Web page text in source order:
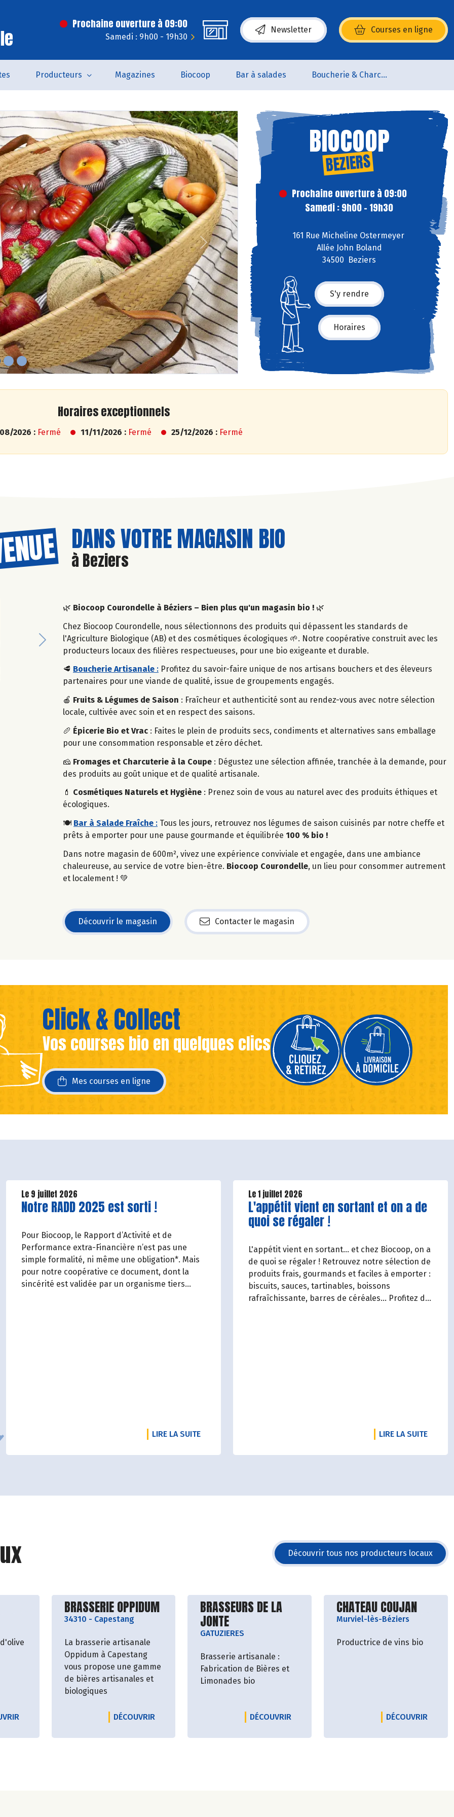
Prochaine ouverture à 09:00
Samedi : 9h00 - 19h30
Newsletter Courses en ligne
(s’ouvre dans une nouvelle fenêtre)
Producteurs Magazines Biocoop Bar à salades Boucherie & Charcuterie
Next
BIOCOOP
BEZIERS
Prochaine ouverture à 09:00
Samedi : 9h00 - 19h30
161 Rue Micheline Ostermeyer
Allée John Boland
34500 Beziers
S'y rendre
Horaires
Horaires exceptionnels
2026 : Fermé 11/11/2026 : Fermé 25/12/2026 : Fermé
DANS VOTRE MAGASIN BIO
à Beziers
Next
🌿 Biocoop Courondelle à Béziers – Bien plus qu'un magasin bio ! 🌿
Chez Biocoop Courondelle, nous sélectionnons des produits qui dépassent les standards de
l'Agriculture Biologique (AB) et des cosmétiques écologiques 🌱. Notre coopérative construit avec les
producteurs locaux des filières respectueuses, pour une bio exigeante et durable.
🥩 Boucherie Artisanale : Profitez du savoir-faire unique de nos artisans bouchers et des éleveurs
partenaires pour une viande de qualité, issue de groupements engagés.
🍎 Fruits & Légumes de Saison : Fraîcheur et authenticité sont au rendez-vous avec notre sélection
locale, cultivée avec soin et en respect des saisons.
🥖 Épicerie Bio et Vrac : Faites le plein de produits secs, condiments et alternatives sans emballage
pour une consommation responsable et zéro déchet.
🧀 Fromages et Charcuterie à la Coupe : Dégustez une sélection affinée, tranchée à la demande, pour
des produits au goût unique et de qualité artisanale.
💄 Cosmétiques Naturels et Hygiène : Prenez soin de vous au naturel avec des produits éthiques et
écologiques.
🍽️ Bar à Salade Fraîche : Tous les jours, retrouvez nos légumes de saison cuisinés par notre cheffe et
prêts à emporter pour une pause gourmande et équilibrée 100 % bio !
Dans notre magasin de 600m², vivez une expérience conviviale et engagée, dans une ambiance
chaleureuse, au service de votre bien-être. Biocoop Courondelle, un lieu pour consommer autrement
et localement ! 💚
Découvrir le magasin Contacter le magasin
Click & Collect
Vos courses bio en quelques clics
Mes courses en ligne
une nouvelle fenêtre)
une nouvelle fenêtre)
Le 9 juillet 2026
Lire la suite de l'article
Notre RADD 2025 est sorti !
Pour Biocoop, le Rapport d’Activité et de
Performance extra-Financière n’est pas une
simple formalité, ni même une obligation*. Mais
pour notre coopérative ce document, dont la
sincérité est validée par un organisme tiers
LIRE LA SUITEDE L'ARTICLE NOTRE RADD 2025 EST SORTI !
Le 1 juillet 2026
Lire la suite de l'article
L'appétit vient en sortant et on a de
quoi se régaler !
L'appétit vient en sortant... et chez Biocoop, on a
de quoi se régaler ! Retrouvez notre sélection de
produits frais, gourmands et faciles à emporter :
biscuits, sauces, tartinables, boissons
rafraîchissante, barres de céréales... Profitez de
LIRE LA SUITEDE
Découvrir tous nos producteurs locaux
LE PRODUCTEUR ALEXIS MUNOZ
Découvrir le producteur
BRASSERIE OPPIDUM
34310 - Capestang
La brasserie artisanale
Oppidum à Capestang
vous propose une gamme
de bières artisanales et
biologiques
DÉCOUVRIR LE PRODUCTEUR BRASSERIE OPPIDUM
Découvrir le producteur
BRASSEURS DE LA
JONTE
GATUZIERES
Brasserie artisanale :
Fabrication de Bières et
Limonades bio
DÉCOUVRIR LE PRODUCTEUR BRASSEURS DE LA JONTE
Découvrir le
CHATEAU COUJAN
Murviel-lès-Béziers
Productrice de vins bio
DÉCOUVRIRLE